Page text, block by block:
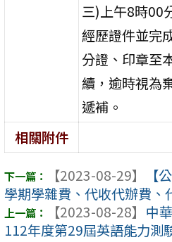
三)上午8時00
經歷證件並完
分證、印章至
續，逾時視為
遞補。
相關附件
【2023-08-29】
【
學期學雜費、代收代辦費、
【2023-08-28】 中
112年度第29屆英語能力測